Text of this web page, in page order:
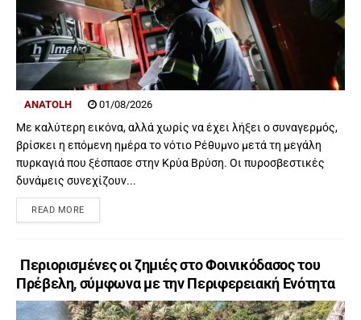
ANATOLH 01/08/2026
Με καλύτερη εικόνα, αλλά χωρίς να έχει λήξει ο συναγερμός,
βρίσκει η επόμενη ημέρα το νότιο Ρέθυμνο μετά τη μεγάλη
πυρκαγιά που ξέσπασε στην Κρύα Βρύση. Οι πυροσβεστικές
δυνάμεις συνεχίζουν...
READ MORE
Περιορισμένες οι ζημιές στο Φοινικόδασος του
Πρέβελη, σύμφωνα με την Περιφερειακή Ενότητα